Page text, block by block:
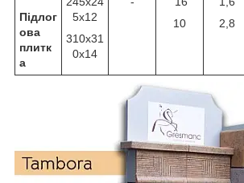
Підлог
ова
плитк
а
5x12
310x31
0x14
10
2,8